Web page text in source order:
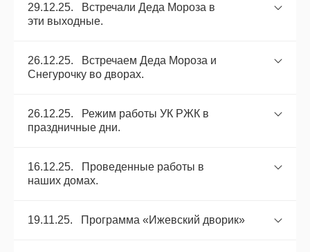
29.12.25. Встречали Деда Мороза в
эти выходные.
26.12.25. Встречаем Деда Мороза и
Снегурочку во дворах.
26.12.25. Режим работы УК РЖК в
праздничные дни.
16.12.25. Проведенные работы в
наших домах.
19.11.25. Программа «Ижевский дворик»